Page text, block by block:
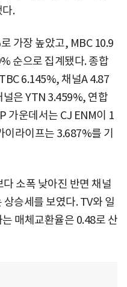
.
가장 높았고, MBC 10.9
순으로 집계됐다. 종합
6.145%, 채널A 4.87
은 YTN 3.459%, 연합
가운데서는 CJ ENM이 1
라이프는 3.687%를 기
소폭 낮아진 반면 채널
승세를 보였다. TV와 일
매체교환율은 0.48로 산